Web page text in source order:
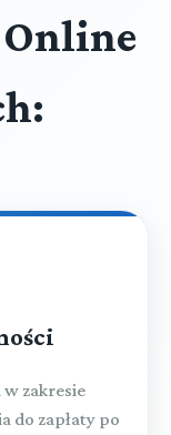
zakresie
do zapłaty po